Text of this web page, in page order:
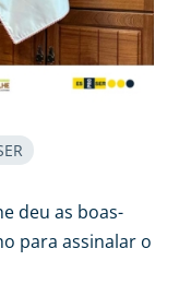
deu as boas-
para assinalar o